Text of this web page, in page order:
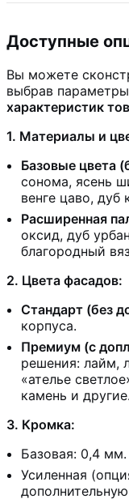
Доступные
Вы можете
выбрав
характеристик
1. Материалы и
Базовые цвета
сонома, ясень
венге цаво, дуб
Расширенная
оксид, дуб
благородный
2. Цвета фасадов:
Стандарт (без
корпуса.
Премиум (с
решения: лайм,
«ателье
камень и другие.
3. Кромка:
Базовая: 0,4 мм.
Усиленная